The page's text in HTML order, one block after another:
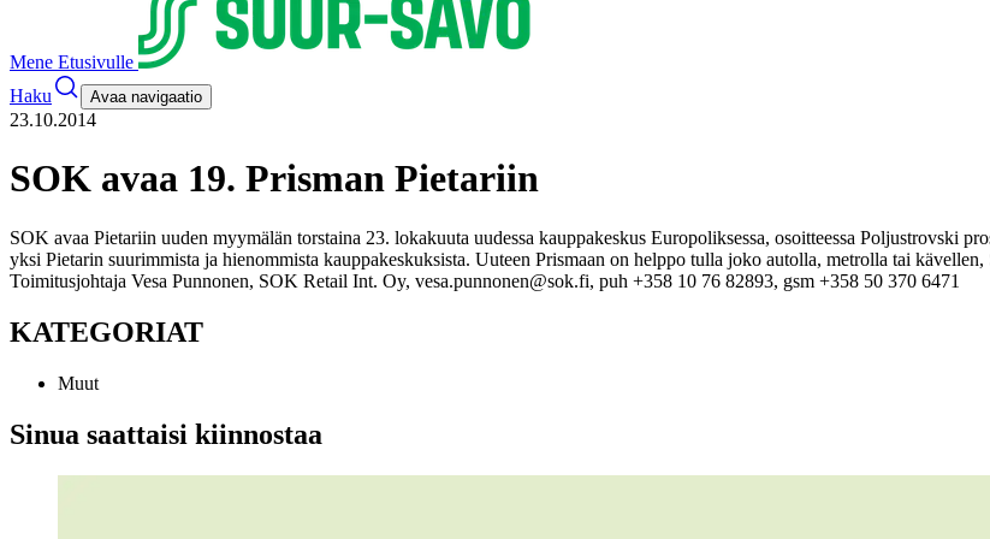
Mene Etusivulle
Haku
Avaa navigaatio
23.10.2014
SOK avaa 19. Prisman Pietariin
SOK avaa Pietariin uuden myymälän torstaina 23. lokakuuta uudessa kauppakeskus Europoliksessa, osoitteessa Poljustrovski
yksi Pietarin suurimmista ja hienommista kauppakeskuksista. Uuteen Prismaan on helppo tulla joko autolla, metrolla tai
Toimitusjohtaja Vesa Punnonen, SOK Retail Int. Oy, vesa.punnonen@sok.fi, puh +358 10 76 82893, gsm +358 50 370 6471
KATEGORIAT
Muut
Sinua saattaisi kiinnostaa